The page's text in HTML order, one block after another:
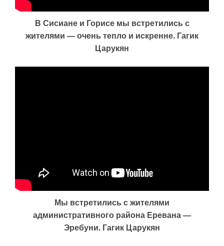
В Сисиане и Горисе мы встретились с
жителями — очень тепло и искренне. Гагик
Царукян
Мы встретились с жителями
административного района Еревана —
Эребуни. Гагик Царукян